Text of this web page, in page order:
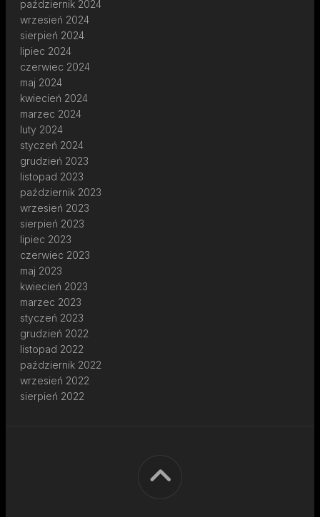
październik 2024
wrzesień 2024
sierpień 2024
lipiec 2024
czerwiec 2024
maj 2024
kwiecień 2024
marzec 2024
luty 2024
styczeń 2024
grudzień 2023
listopad 2023
październik 2023
wrzesień 2023
sierpień 2023
lipiec 2023
czerwiec 2023
maj 2023
kwiecień 2023
marzec 2023
styczeń 2023
grudzień 2022
listopad 2022
październik 2022
wrzesień 2022
sierpień 2022